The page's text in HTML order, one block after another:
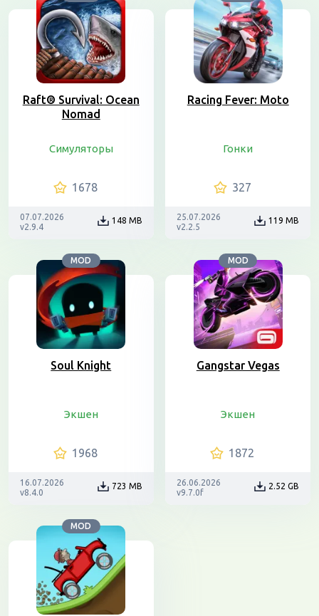
Raft® Survival: Ocean
Nomad
Симуляторы
1678
07.07.2026
v2.9.4
148 MB
Racing Fever: Moto
Гонки
327
25.07.2026
v2.2.5
119 MB
MOD
Soul Knight
Экшен
1968
16.07.2026
v8.4.0
723 MB
MOD
Gangstar Vegas
Экшен
1872
26.06.2026
v9.7.0f
2.52 GB
MOD